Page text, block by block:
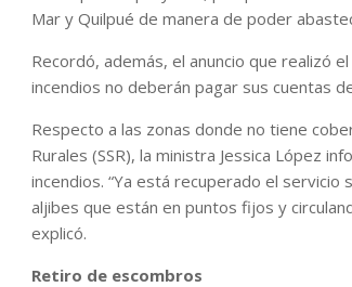
Mar y Quilpué de manera de poder
Recordó, además, el anuncio que realizó
incendios no deberán pagar sus cuentas
Respecto a las zonas donde no tiene
Rurales (SSR), la ministra Jessica López
incendios. “Ya está recuperado el
aljibes que están en puntos fijos y
explicó.
Retiro de escombros